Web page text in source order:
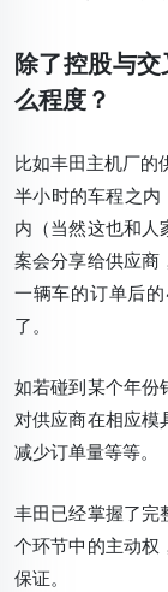
除了控股与
么程度？
比如丰田主机厂的
半小时的车程之内
内 （当然这也和人
案会分享给供应商
一辆车的订单后
了。
如若碰到某个年份
对供应商在相应模
减少订单量等等。
丰田已经掌握了完
个环节中的主动权
保证。